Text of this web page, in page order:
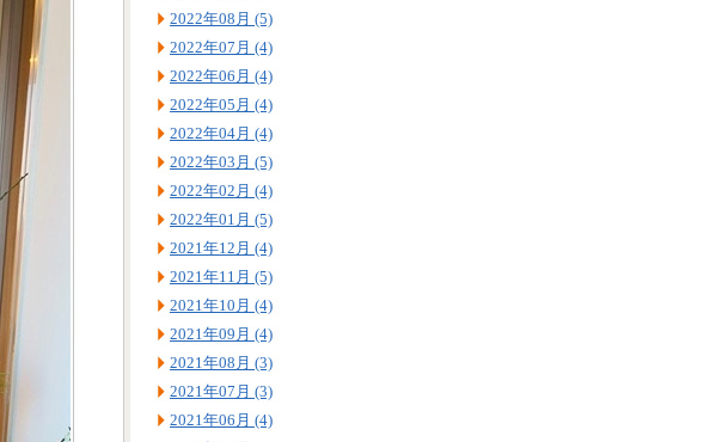
2022年08月 (5)
2022年07月 (4)
2022年06月 (4)
2022年05月 (4)
2022年04月 (4)
2022年03月 (5)
2022年02月 (4)
2022年01月 (5)
2021年12月 (4)
2021年11月 (5)
2021年10月 (4)
2021年09月 (4)
2021年08月 (3)
2021年07月 (3)
2021年06月 (4)